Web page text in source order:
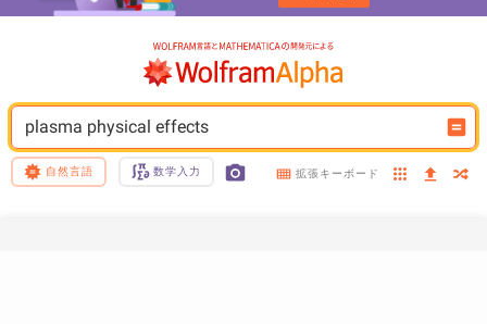
plasma physical effects
自然言語 数学入力 拡張キーボード